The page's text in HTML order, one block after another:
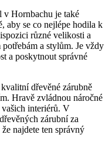
v Hornbachu je také
aby se co nejlépe hodila k
různé velikosti a
a stylům. Je vždy
a poskytnout správné
dřevěné zárubně
Hravě zvládnou náročné
interiérů. V
zárubní za
že najdete ten správný